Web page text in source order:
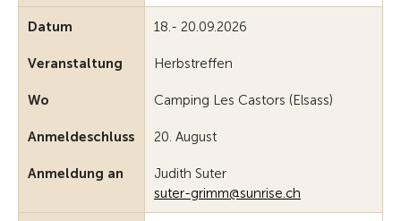
Datum 18.- 20.09.2026
Veranstaltung Herbstreffen
Wo Camping Les Castors (Elsass)
Anmeldeschluss 20. August
Anmeldung an
Judith Suter
suter-grimm@sunrise.ch